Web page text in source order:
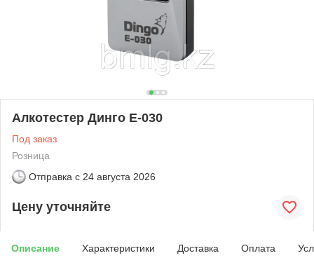
Алкотестер Динго Е-030
Под заказ
Розница
Отправка с 24 августа 2026
Цену уточняйте
Описание Характеристики Доставка Оплата